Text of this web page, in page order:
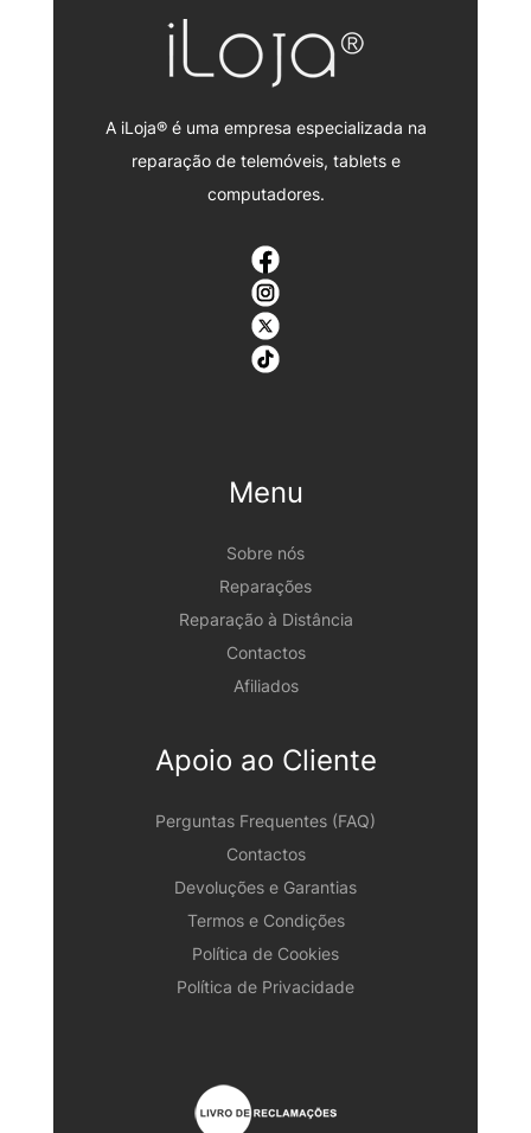
A iLoja® é uma empresa especializada na
reparação de telemóveis, tablets e
computadores.
Menu
Sobre nós
Reparações
Reparação à Distância
Contactos
Afiliados
Apoio ao Cliente
Perguntas Frequentes (FAQ)
Contactos
Devoluções e Garantias
Termos e Condições
Política de Cookies
Política de Privacidade